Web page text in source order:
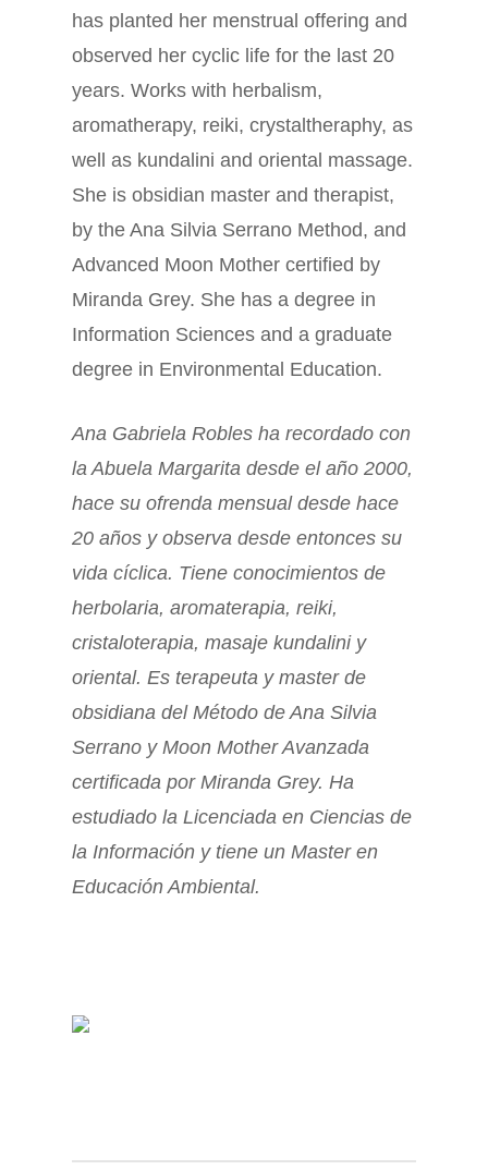
has planted her menstrual offering and
observed her cyclic life for the last 20
years. Works with herbalism,
aromatherapy, reiki, crystaltheraphy, as
well as kundalini and oriental massage.
She is obsidian master and therapist,
by the Ana Silvia Serrano Method, and
Advanced Moon Mother certified by
Miranda Grey. She has a degree in
Information Sciences and a graduate
degree in Environmental Education.
Ana Gabriela Robles ha recordado con
la Abuela Margarita desde el año 2000,
hace su ofrenda mensual desde hace
20 años y observa desde entonces su
vida cíclica. Tiene conocimientos de
herbolaria, aromaterapia, reiki,
cristaloterapia, masaje kundalini y
oriental. Es terapeuta y master de
obsidiana del Método de Ana Silvia
Serrano y Moon Mother Avanzada
certificada por Miranda Grey. Ha
estudiado la Licenciada en Ciencias de
la Información y tiene un Master en
Educación Ambiental.